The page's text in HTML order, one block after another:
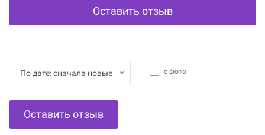
Оставить отзыв
По дате: сначала новые с фото
Оставить отзыв